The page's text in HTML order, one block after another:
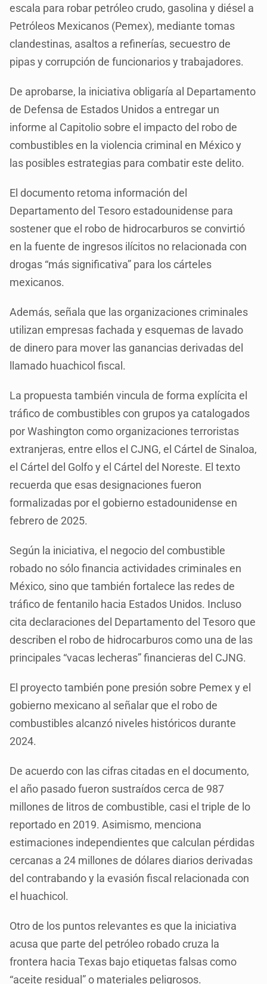
escala para robar petróleo crudo, gasolina y diésel a
Petróleos Mexicanos (Pemex), mediante tomas
clandestinas, asaltos a refinerías, secuestro de
pipas y corrupción de funcionarios y trabajadores.
De aprobarse, la iniciativa obligaría al Departamento
de Defensa de Estados Unidos a entregar un
informe al Capitolio sobre el impacto del robo de
combustibles en la violencia criminal en México y
las posibles estrategias para combatir este delito.
El documento retoma información del
Departamento del Tesoro estadounidense para
sostener que el robo de hidrocarburos se convirtió
en la fuente de ingresos ilícitos no relacionada con
drogas “más significativa” para los cárteles
mexicanos.
Además, señala que las organizaciones criminales
utilizan empresas fachada y esquemas de lavado
de dinero para mover las ganancias derivadas del
llamado huachicol fiscal.
La propuesta también vincula de forma explícita el
tráfico de combustibles con grupos ya catalogados
por Washington como organizaciones terroristas
extranjeras, entre ellos el CJNG, el Cártel de Sinaloa,
el Cártel del Golfo y el Cártel del Noreste. El texto
recuerda que esas designaciones fueron
formalizadas por el gobierno estadounidense en
febrero de 2025.
Según la iniciativa, el negocio del combustible
robado no sólo financia actividades criminales en
México, sino que también fortalece las redes de
tráfico de fentanilo hacia Estados Unidos. Incluso
cita declaraciones del Departamento del Tesoro que
describen el robo de hidrocarburos como una de las
principales “vacas lecheras” financieras del CJNG.
El proyecto también pone presión sobre Pemex y el
gobierno mexicano al señalar que el robo de
combustibles alcanzó niveles históricos durante
2024.
De acuerdo con las cifras citadas en el documento,
el año pasado fueron sustraídos cerca de 987
millones de litros de combustible, casi el triple de lo
reportado en 2019. Asimismo, menciona
estimaciones independientes que calculan pérdidas
cercanas a 24 millones de dólares diarios derivadas
del contrabando y la evasión fiscal relacionada con
el huachicol.
Otro de los puntos relevantes es que la iniciativa
acusa que parte del petróleo robado cruza la
frontera hacia Texas bajo etiquetas falsas como
“aceite residual” o materiales peligrosos.